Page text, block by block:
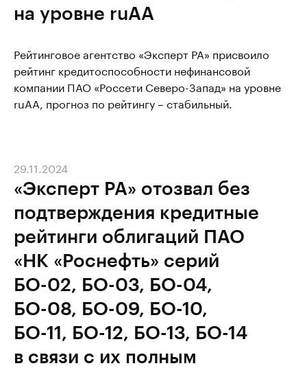
на уровне ruAА
Рейтинговое агентство «Эксперт РА» присвоило
рейтинг кредитоспособности нефинансовой
компании ПАО «Россети Северо-Запад» на уровне
ruAA, прогноз по рейтингу – стабильный.
«Эксперт РА» отозвал без
подтверждения кредитные
рейтинги облигаций ПАО
«НК «Роснефть» серий
БО-02, БО-03, БО-04,
БО-08, БО-09, БО-10,
БО-11, БО-12, БО-13, БО-14
в связи с их полным
29.11.2024